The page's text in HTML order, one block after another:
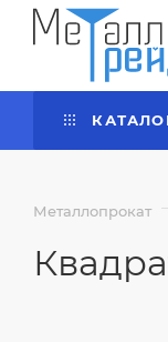
Металлопрокат